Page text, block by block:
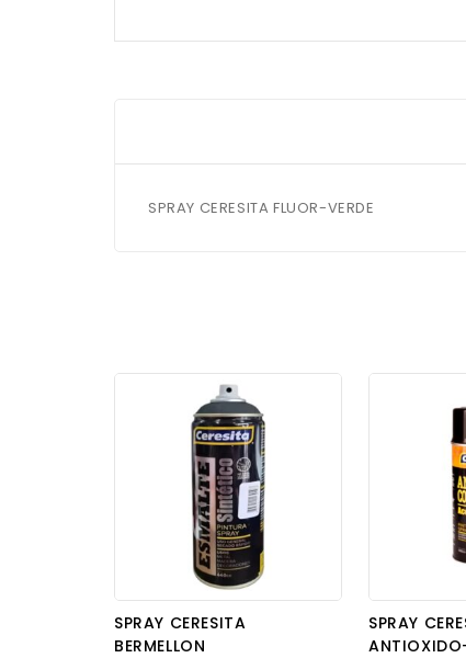
SPRAY CERESITA FLUOR-VERDE
SPRAY CERESITA
BERMELLON
SPRAY